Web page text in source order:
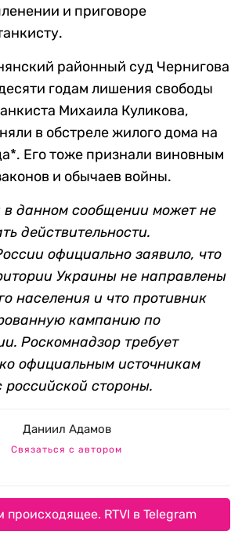
и приговоре
районный суд Чернигова
годам лишения свободы
Михаила Куликова,
в обстреле жилого дома на
Его тоже признали виновным
и обычаев войны.
данном сообщении может не
действительности.
официально заявило, что
Украины не направлены
населения и что противник
кампанию по
Роскомнадзор требует
официальным источникам
стороны.
Даниил Адамов
Связаться с автором
происходящее. RTVI в Telegram